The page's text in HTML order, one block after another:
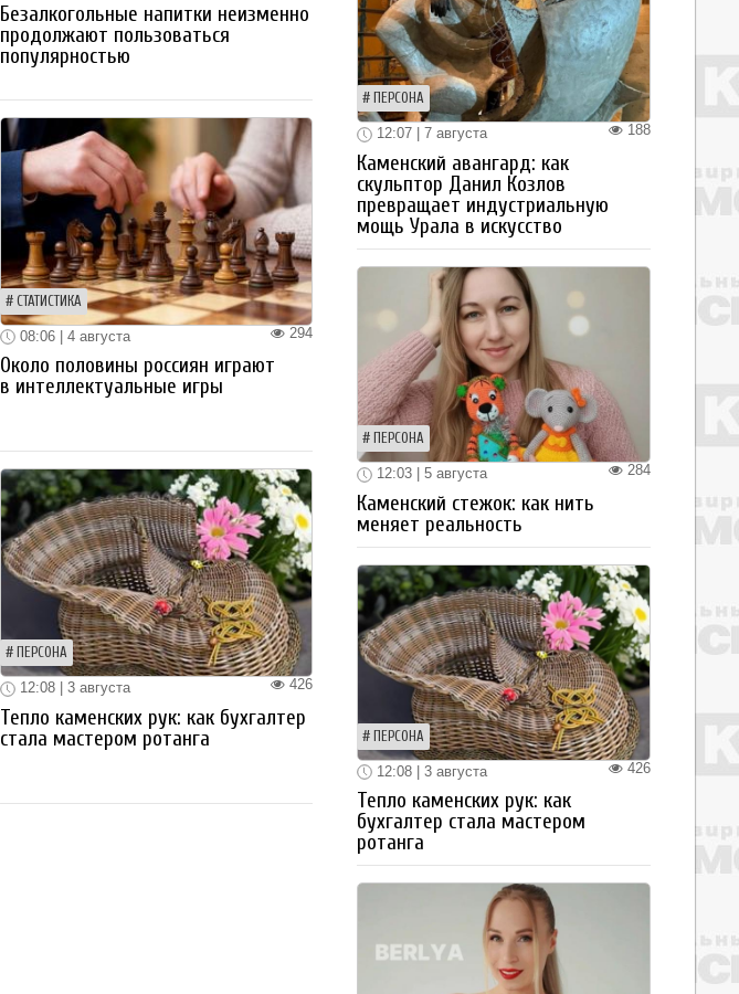
Безалкогольные напитки неизменно
продолжают пользоваться
популярностью
СТАТИСТИКА
294
08:06 | 4 августа
Около половины россиян играют
в интеллектуальные игры
ПЕРСОНА
426
12:08 | 3 августа
Тепло каменских рук: как бухгалтер
стала мастером ротанга
ПЕРСОНА
188
12:07 | 7 августа
Каменский авангард: как
скульптор Данил Козлов
превращает индустриальную
мощь Урала в искусство
ПЕРСОНА
284
12:03 | 5 августа
Каменский стежок: как нить
меняет реальность
ПЕРСОНА
426
12:08 | 3 августа
Тепло каменских рук: как
бухгалтер стала мастером
ротанга